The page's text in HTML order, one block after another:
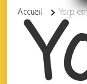
Accueil Yoga